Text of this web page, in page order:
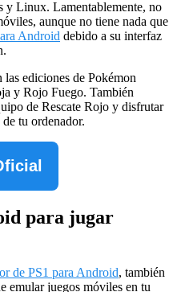
y Linux. Lamentablemente, no
aunque no tiene nada que
Android debido a su interfaz
ediciones de Pokémon
y Rojo Fuego. También
de Rescate Rojo y disfrutar
tu ordenador.
para jugar
de PS1 para Android, también
emular juegos móviles en tu